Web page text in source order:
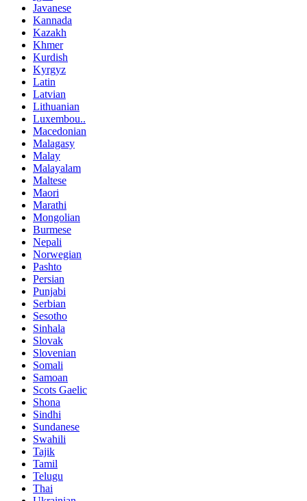
Javanese
Kannada
Kazakh
Khmer
Kurdish
Kyrgyz
Latin
Latvian
Lithuanian
Luxembou..
Macedonian
Malagasy
Malay
Malayalam
Maltese
Maori
Marathi
Mongolian
Burmese
Nepali
Norwegian
Pashto
Persian
Punjabi
Serbian
Sesotho
Sinhala
Slovak
Slovenian
Somali
Samoan
Scots Gaelic
Shona
Sindhi
Sundanese
Swahili
Tajik
Tamil
Telugu
Thai